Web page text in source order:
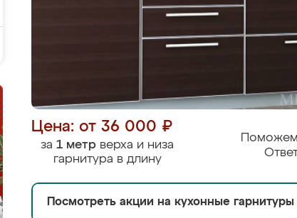
Цена: от 36 000 ₽
за 1 метр верха и низа
гарнитура в длину
Поможем
Посмотреть акции на кухонные гарнитуры